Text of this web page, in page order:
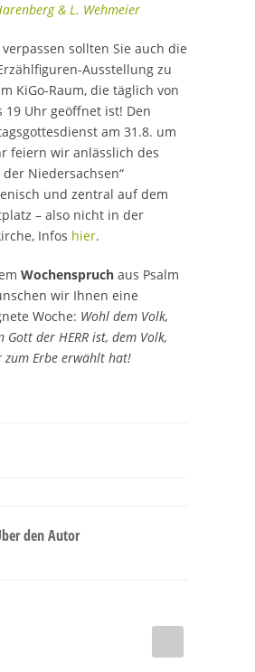
& L. Wehmeier
sollten Sie auch die
Ausstellung zu
KiGo-Raum, die täglich von
19 Uhr geöffnet ist! Den
am 31.8. um
feiern wir anlässlich des
der Niedersachsen“
und zentral auf dem
– also nicht in der
Infos hier.
Wochenspruch aus Psalm
wir Ihnen eine
Woche: Wohl dem Volk,
Gott der HERR ist, dem Volk,
zum Erbe erwählt hat!
den Autor